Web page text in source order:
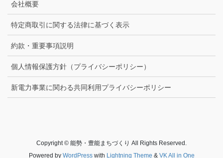
会社概要
特定商取引に関する法律に基づく表示
約款・重要事項説明
個人情報保護方針（プライバシーポリシー）
新電力事業に関わる共同利用プライバシーポリシー
Copyright © 能勢・豊能まちづくり All Rights Reserved.
Powered by WordPresswith Lightning Theme & VK All in One